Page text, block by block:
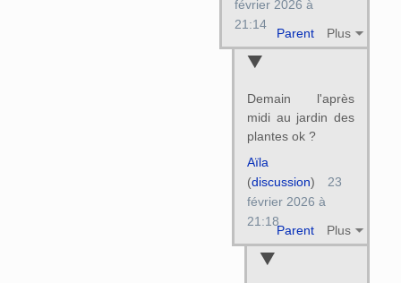
Parent Plus
février 2026 à
21:14
Demain l'après
midi au jardin des
plantes ok ?
Parent Plus
Aïla
(discussion)
23
février 2026 à
21:18